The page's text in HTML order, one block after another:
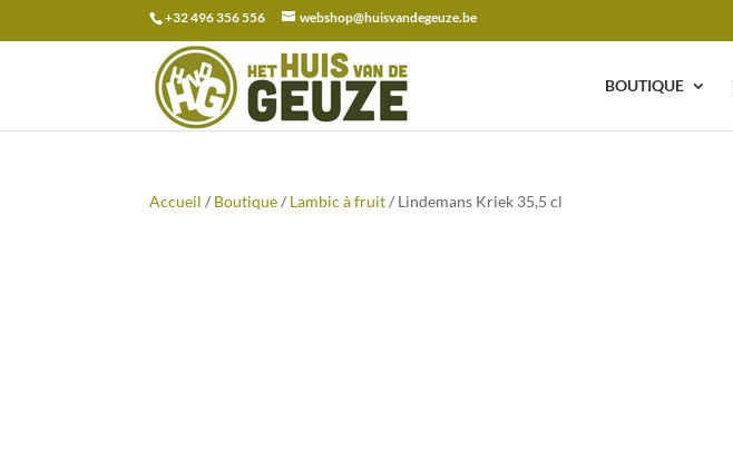
+32 496 356 556 webshop@huisvandegeuze.be
BOUTIQUE
Recherche
pour :
Accueil / Boutique/ Lambic à fruit/ Lindemans Kriek 35,5 cl